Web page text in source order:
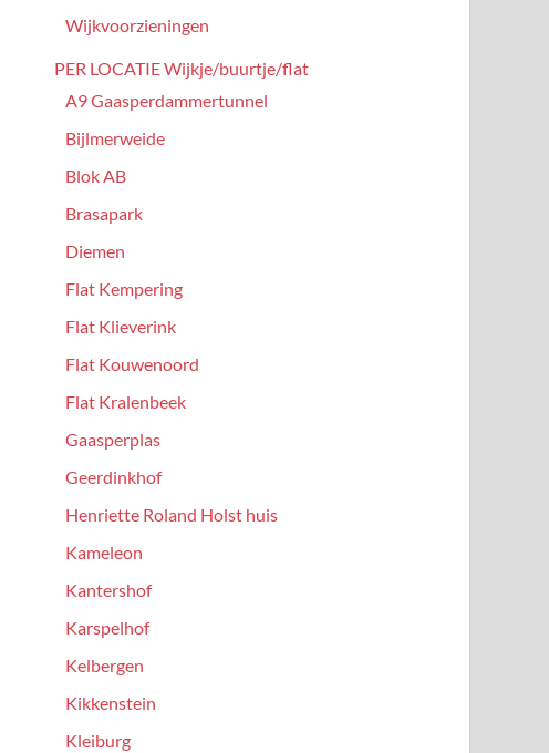
Wijkvoorzieningen
PER LOCATIE Wijkje/buurtje/flat
A9 Gaasperdammertunnel
Bijlmerweide
Blok AB
Brasapark
Diemen
Flat Kempering
Flat Klieverink
Flat Kouwenoord
Flat Kralenbeek
Gaasperplas
Geerdinkhof
Henriette Roland Holst huis
Kameleon
Kantershof
Karspelhof
Kelbergen
Kikkenstein
Kleiburg